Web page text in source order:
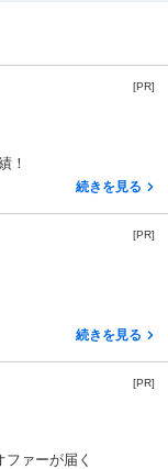
[PR]
！
続きを見る
[PR]
続きを見る
[PR]
ファーが届く